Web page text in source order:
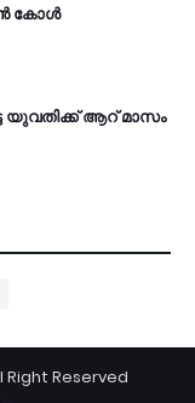
കോള്‍
യുവതിക്ക് ആറ് മാസം
Right Reserved